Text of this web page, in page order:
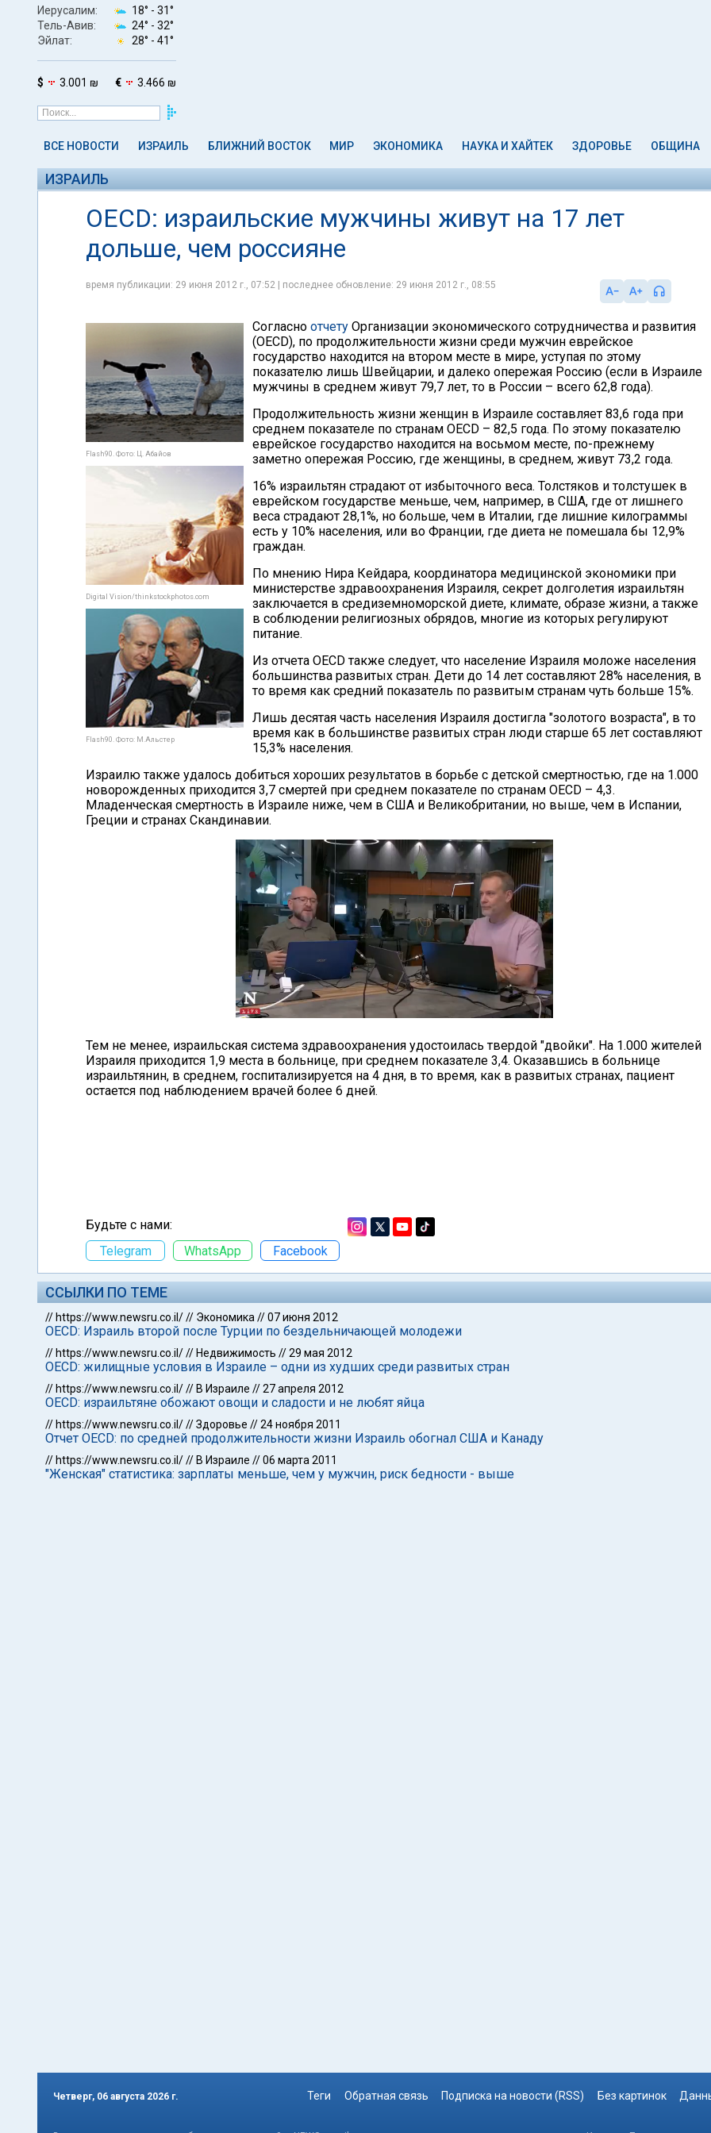
Иерусалим: 18° - 31°
Тель-Авив:
24° - 32°
Эйлат:
28° - 41°
$ 3.001 ₪ € 3.466 ₪
ВСЕ НОВОСТИ ИЗРАИЛЬ БЛИЖНИЙ ВОСТОК МИР ЭКОНОМИКА НАУКА И ХАЙТЕК ЗДОРОВЬЕ ОБЩИНА
ИЗРАИЛЬ
OECD: израильские мужчины живут на 17 лет
дольше, чем россияне
время публикации: 29 июня 2012 г., 07:52 | последнее обновление: 29 июня 2012 г., 08:55
Flash90. Фото: Ц. Абайов
Digital Vision/thinkstockphotos.com
Flash90. Фото: М.Альстер
Согласно отчету Организации экономического сотрудничества и развития
(OECD), по продолжительности жизни среди мужчин еврейское
государство находится на втором месте в мире, уступая по этому
показателю лишь Швейцарии, и далеко опережая Россию (если в Израиле
мужчины в среднем живут 79,7 лет, то в России – всего 62,8 года).
Продолжительность жизни женщин в Израиле составляет 83,6 года при
среднем показателе по странам OECD – 82,5 года. По этому показателю
еврейское государство находится на восьмом месте, по-прежнему
заметно опережая Россию, где женщины, в среднем, живут 73,2 года.
16% израильтян страдают от избыточного веса. Толстяков и толстушек в
еврейском государстве меньше, чем, например, в США, где от лишнего
веса страдают 28,1%, но больше, чем в Италии, где лишние килограммы
есть у 10% населения, или во Франции, где диета не помешала бы 12,9%
граждан.
По мнению Нира Кейдара, координатора медицинской экономики при
министерстве здравоохранения Израиля, секрет долголетия израильтян
заключается в средиземноморской диете, климате, образе жизни, а также
в соблюдении религиозных обрядов, многие из которых регулируют
питание.
Из отчета OECD также следует, что население Израиля моложе населения
большинства развитых стран. Дети до 14 лет составляют 28% населения, в
то время как средний показатель по развитым странам чуть больше 15%.
Лишь десятая часть населения Израиля достигла "золотого возраста", в то
время как в большинстве развитых стран люди старше 65 лет составляют
15,3% населения.
Израилю также удалось добиться хороших результатов в борьбе с детской смертностью, где на 1.000
новорожденных приходится 3,7 смертей при среднем показателе по странам OECD – 4,3.
Младенческая смертность в Израиле ниже, чем в США и Великобритании, но выше, чем в Испании,
Греции и странах Скандинавии.
Тем не менее, израильская система здравоохранения удостоилась твердой "двойки". На 1.000 жителей
Израиля приходится 1,9 места в больнице, при среднем показателе 3,4. Оказавшись в больнице
израильтянин, в среднем, госпитализируется на 4 дня, в то время, как в развитых странах, пациент
остается под наблюдением врачей более 6 дней.
Будьте с нами:
Telegram
WhatsApp Facebook
ССЫЛКИ ПО ТЕМЕ
// https://www.newsru.co.il/// Экономика //07 июня 2012
OECD: Израиль второй после Турции по бездельничающей молодежи
// https://www.newsru.co.il/// Недвижимость //29 мая 2012
OECD: жилищные условия в Израиле – одни из худших среди развитых стран
// https://www.newsru.co.il/// В Израиле //27 апреля 2012
OECD: израильтяне обожают овощи и сладости и не любят яйца
// https://www.newsru.co.il///Здоровье //24 ноября 2011
Отчет OECD: по средней продолжительности жизни Израиль обогнал США и Канаду
// https://www.newsru.co.il/// В Израиле //06 марта 2011
"Женская" статистика: зарплаты меньше, чем у мужчин, риск бедности - выше
Четверг, 06 августа 2026 г. Теги Обратная связь Подписка на новости (RSS) Без картинок